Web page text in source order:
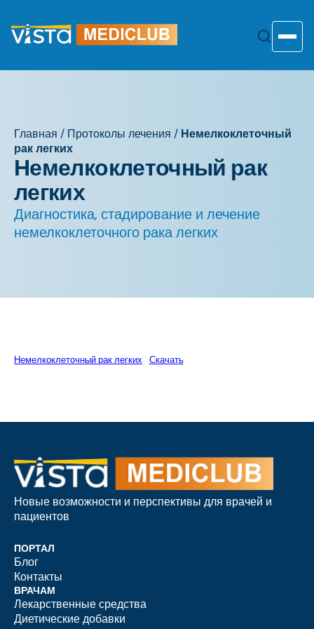
содержанию
Главная / Протоколы лечения / Немелкоклеточный
рак легких
Немелкоклеточный рак
легких
Диагностика, стадирование и лечение
немелкоклеточного рака легких
Немелкоклеточный рак легких Скачать
Новые возможности и перспективы для врачей и
пациентов
ПОРТАЛ
Блог
Контакты
ВРАЧАМ
Лекарственные средства
Диетические добавки